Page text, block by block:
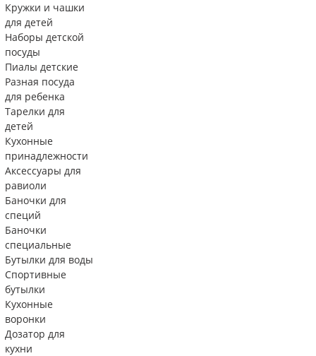
Кружки и чашки
для детей
Наборы детской
посуды
Пиалы детские
Разная посуда
для ребенка
Тарелки для
детей
Кухонные
принадлежности
Аксессуары для
равиоли
Баночки для
специй
Баночки
специальные
Бутылки для воды
Спортивные
бутылки
Кухонные
воронки
Дозатор для
кухни